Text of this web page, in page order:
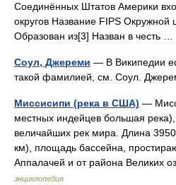
Соединённых Штатов Америки
округов Название FIPS Окружной
Образован из[3] Назван в честь …
Соул, Джереми — В Википедии
такой фамилией, см. Соул.
Миссисипи (река в США) —
местных индейцев большая
величайших рек мира. Длина
км), площадь бассейна,
Аппалачей и от района Великих
энциклопедия